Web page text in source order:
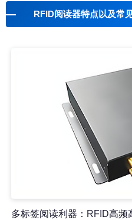
RFID阅读器特点以及常
多标签阅读利器：RFID高频